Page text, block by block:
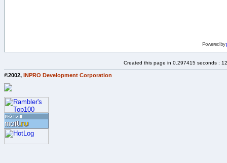
Powered by
Created this page in 0.297415 seconds :
©2002, INPRO Development Corporation